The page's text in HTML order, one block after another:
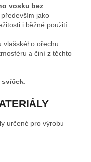
vosku bez
jako
i běžné použití.
vlašského ořechu
a činí z těchto
svíček.
určené pro výrobu